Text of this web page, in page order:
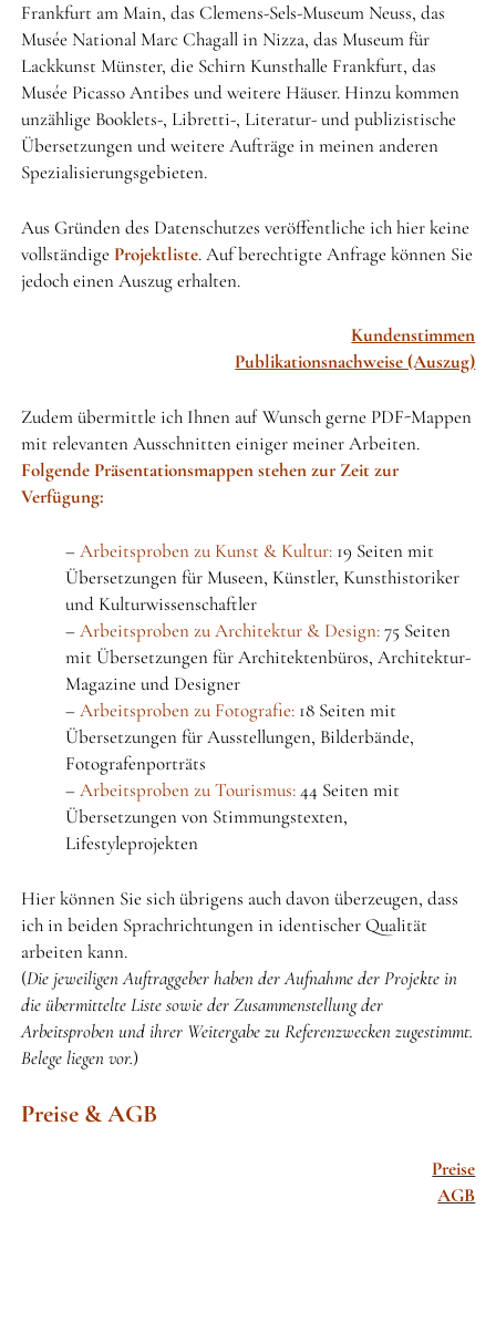
Frankfurt am Main, das Clemens-Sels-Museum Neuss, das
Musée National Marc Chagall in Nizza, das Museum für
Lackkunst Münster, die Schirn Kunsthalle Frankfurt, das
Musée Picasso Antibes und weitere Häuser. Hinzu kommen
unzählige Booklets-, Libretti-, Literatur- und publizistische
Übersetzungen und weitere Aufträge in meinen anderen
Spezialisierungsgebieten.
Aus Gründen des Datenschutzes veröffentliche ich hier keine
vollständige Projektliste. Auf berechtigte Anfrage können Sie
jedoch einen Auszug erhalten.
Kundenstimmen
Publikationsnachweise (Auszug)
Zudem übermittle ich Ihnen auf Wunsch gerne PDF-Mappen
mit relevanten Ausschnitten einiger meiner Arbeiten.
Folgende Präsentationsmappen stehen zur Zeit zur
Verfügung:
–Arbeitsproben zu Kunst & Kultur:19 Seiten mit
Übersetzungen für Museen, Künstler, Kunsthistoriker
und Kulturwissenschaftler
–Arbeitsproben zu Architektur & Design:75 Seiten
mit Übersetzungen für Architektenbüros, Architektur-
Magazine und Designer
–Arbeitsproben zu Fotografie:18 Seiten mit
Übersetzungen für Ausstellungen, Bilderbände,
Fotografenporträts
–Arbeitsproben zu Tourismus:44 Seiten mit
Übersetzungen von Stimmungstexten,
Lifestyleprojekten
Hier können Sie sich übrigens auch davon überzeugen, dass
ich in beiden Sprachrichtungen in identischer Qualität
arbeiten kann.
(Die jeweiligen Auftraggeber haben der Aufnahme der Projekte in
die übermittelte Liste sowie der Zusammenstellung der
Arbeitsproben und ihrer Weitergabe zu Referenzwecken zugestimmt.
Belege liegen vor.)
Preise & AGB
Preise
AGB